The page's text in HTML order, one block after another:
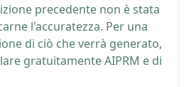
precedente non è stata
l'accuratezza. Per una
di ciò che verrà generato,
gratuitamente AIPRM e di